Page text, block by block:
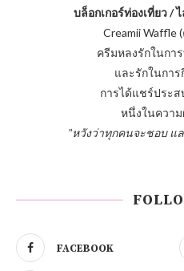
บล็อกเกอร์ท่องเที่ยว /
Creamii Waffle
ครีมหลงรักในกา
และรักในกา
การได้แชร์ประ
หนึ่งในควา
"หวังว่าทุกคนจะชอบ แ
FACEBOOK